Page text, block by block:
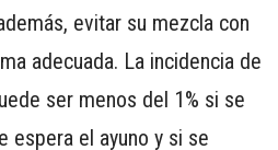
evitar su mezcla con
adecuada. La incidencia de
ser menos del 1% si se
espera el ayuno y si se